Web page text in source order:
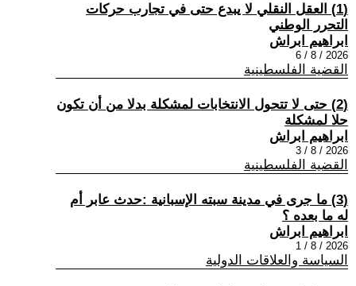
(1) العقل النقلي لا يبدع حتى في تجارب حركات
التحرر الوطني
ابراهيم ابراش
2026 / 8 / 6
القضية الفلسطينية
(2) حتى لا تتحول الانتخابات لمشكلة بدلا من أن تكون
حلا لمشكلة
ابراهيم ابراش
2026 / 8 / 3
القضية الفلسطينية
(3) ما جرى في مدينة سبته الإسبانية :حدث عابر أم
له ما بعده ؟
ابراهيم ابراش
2026 / 8 / 1
السياسة والعلاقات الدولية